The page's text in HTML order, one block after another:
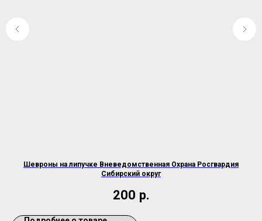
Шевроны на липучке Вневедомственная Охрана Росгвардия
Сибирский округ
200 р.